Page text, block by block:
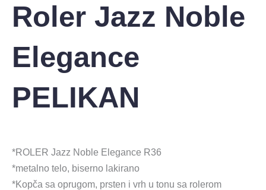
Roler Jazz Noble
Elegance
PELIKAN
*ROLER Jazz Noble Elegance R36
*metalno telo, biserno lakirano
*Kopča sa oprugom, prsten i vrh u tonu sa rolerom